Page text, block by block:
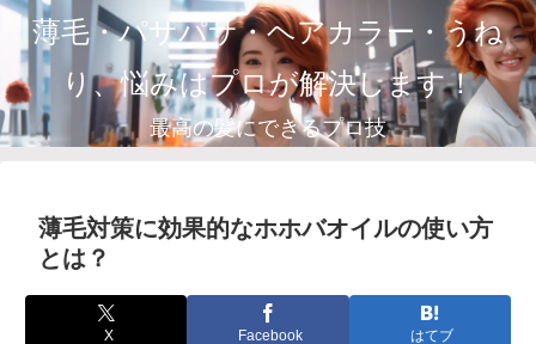
薄毛・パサパサ・ヘアカラー・うね
り、悩みはプロが解決します！
最高の髪にできるプロ技
薄毛対策に効果的なホホバオイルの使い方
とは？
X Facebook はてブ